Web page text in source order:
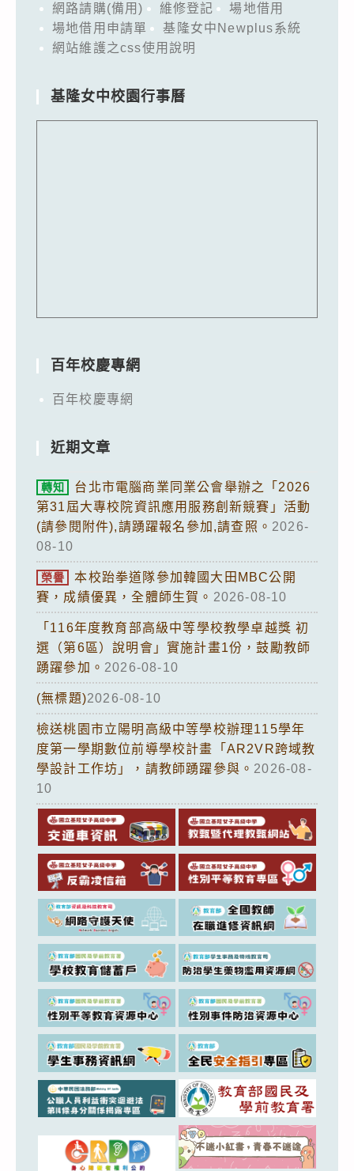
網路請購(備用)
維修登記
場地借用
場地借用申請單
基隆女中Newplus系統
網站維護之css使用說明
基隆女中校園行事曆
百年校慶專網
百年校慶專網
近期文章
轉知
台北市電腦商業同業公會舉辦之「2026
第31屆大專校院資訊應用服務創新競賽」活動
(請參閱附件),請踴躍報名參加,請查照。 2026-
08-10
榮譽
本校跆拳道隊參加韓國大田MBC公開
賽，成績優異，全體師生賀。 2026-08-10
「116年度教育部高級中等學校教學卓越獎 初
選（第6區）說明會」實施計畫1份，鼓勵教師
踴躍參加。 2026-08-10
(無標題)2026-08-10
檢送桃園市立陽明高級中等學校辦理115學年
度第一學期數位前導學校計畫「AR2VR跨域教
學設計工作坊」，請教師踴躍參與。 2026-08-
10